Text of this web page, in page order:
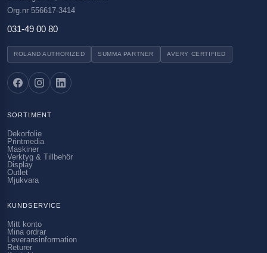
Org.nr 556617-3414
031-49 00 80
ROLAND AUTHORIZED SUMMA PARTNER AVERY CERTIFIED
SORTIMENT
Dekorfolie
Printmedia
Maskiner
Verktyg & Tillbehör
Display
Outlet
Mjukvara
KUNDSERVICE
Mitt konto
Mina ordrar
Leveransinformation
Returer